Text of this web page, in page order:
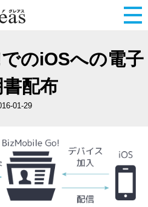
のiOSへの電子
配布
01-29